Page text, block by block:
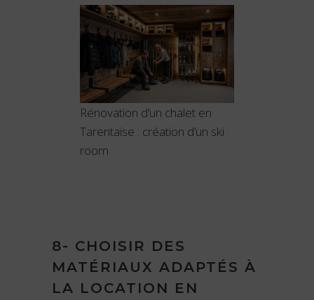
Rénovation d’un chalet en
Tarentaise : création d’un ski
room
8- CHOISIR DES
MATÉRIAUX ADAPTÉS À
LA LOCATION EN